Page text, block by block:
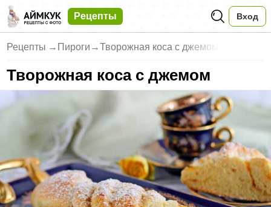
Рецепты Вход
Рецепты → Пироги →Творожная коса с джемом
Творожная коса с джемом